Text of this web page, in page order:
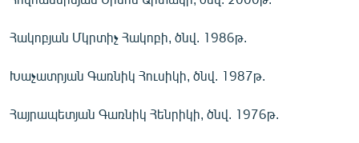
Հակոբյան Մկրտիչ Հակոբի, ծնվ. 1986թ.
Խաչատրյան Գառնիկ Հուսիկի, ծնվ. 1987թ.
Հայրապետյան Գառնիկ Հենրիկի, ծնվ. 1976թ.